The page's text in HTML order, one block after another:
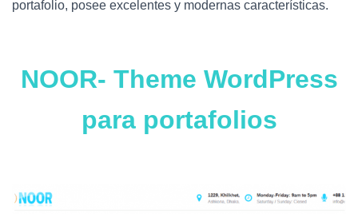
portafolio, posee excelentes y modernas características.
NOOR- Theme WordPress
para portafolios